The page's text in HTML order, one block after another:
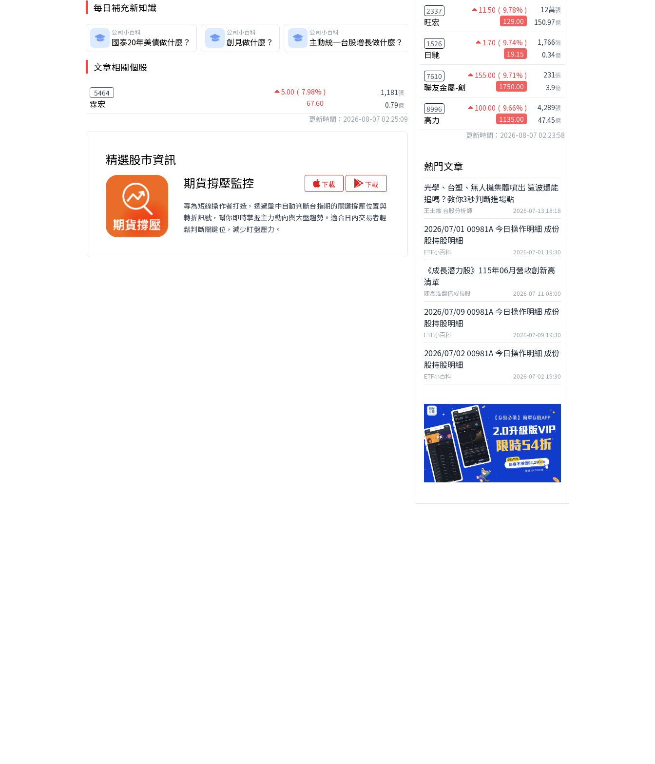
每日補充新知識
公司小百科
國泰20年美債做什麼？
公司小百科
創見做什麼？
公司小百科
主動統一台股增長做什麼？
公司小百科
元大台灣50反1做什麼？
公司小百科
宇瞻做什麼？
文章相關個股
5464 5.00 ( 7.98% )
霖宏 67.60
1,181張
0.79億
更新時間：2026-08-07 02:25:09
精選股市資訊
期貨撐壓監控
下載 下載
專為短線操作者打造，透過盤中自動判斷台指期的關鍵撐壓位置與
轉折訊號，幫你即時掌握主力動向與大盤趨勢。適合日內交易者輕
鬆判斷關鍵位，減少盯盤壓力。
2337 11.50 ( 9.78% )
旺宏 129.00
12萬張
150.97億
1526 1.70 ( 9.74% )
日馳 19.15
1,766張
0.34億
7610 155.00 ( 9.71% )
聯友金屬-創 1750.00
231張
3.9億
8996 100.00 ( 9.66% )
高力 1135.00
4,289張
47.45億
更新時間：2026-08-07 02:23:58
熱門文章
光學、台塑、無人機集體噴出 這波還能
追嗎？教你3秒判斷進場點
王士維 台股分析師 2026-07-13 18:18
2026/07/01 00981A 今日操作明細 成份
股持股明細
ETF小百科 2026-07-01 19:30
《成長潛力股》115年06月營收創新高
清單
陳喬泓翻倍成長股 2026-07-11 08:00
2026/07/09 00981A 今日操作明細 成份
股持股明細
ETF小百科 2026-07-09 19:30
2026/07/02 00981A 今日操作明細 成份
股持股明細
ETF小百科 2026-07-02 19:30